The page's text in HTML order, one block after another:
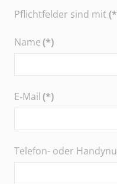
Pflichtfelder sind mit
Name(*)
E-Mail(*)
Telefon- oder